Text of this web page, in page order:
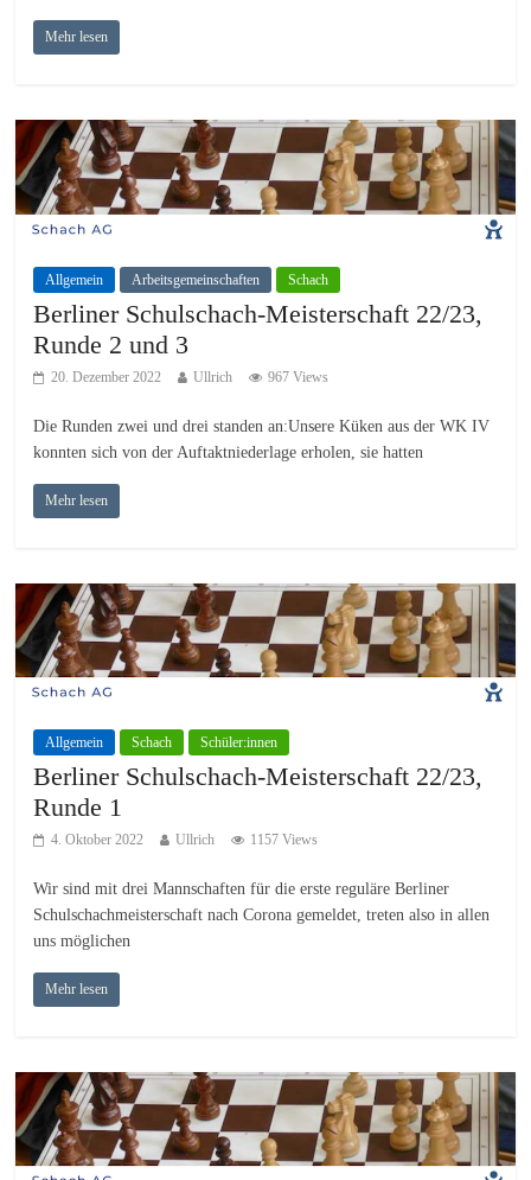
Mehr lesen
Allgemein Arbeitsgemeinschaften Schach
Berliner Schulschach-Meisterschaft 22/23,
Runde 2 und 3
20. Dezember 2022 Ullrich 967 Views
Die Runden zwei und drei standen an:Unsere Küken aus der WK IV
konnten sich von der Auftaktniederlage erholen, sie hatten
Mehr lesen
Allgemein Schach Schüler:innen
Berliner Schulschach-Meisterschaft 22/23,
Runde 1
4. Oktober 2022 Ullrich 1157 Views
Wir sind mit drei Mannschaften für die erste reguläre Berliner
Schulschachmeisterschaft nach Corona gemeldet, treten also in allen
uns möglichen
Mehr lesen